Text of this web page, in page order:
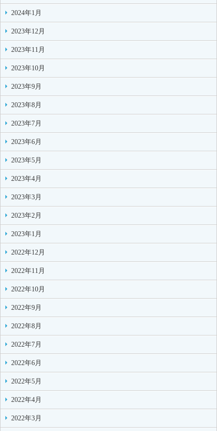
2024年1月
2023年12月
2023年11月
2023年10月
2023年9月
2023年8月
2023年7月
2023年6月
2023年5月
2023年4月
2023年3月
2023年2月
2023年1月
2022年12月
2022年11月
2022年10月
2022年9月
2022年8月
2022年7月
2022年6月
2022年5月
2022年4月
2022年3月